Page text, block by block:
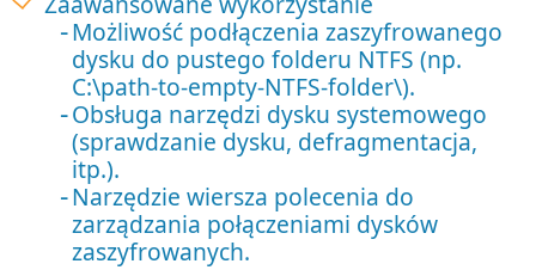
Możliwość podłączenia zaszyfrowanego
dysku do pustego folderu NTFS (np.
C:\path-to-empty-NTFS-folder\).
Obsługa narzędzi dysku systemowego
(sprawdzanie dysku, defragmentacja,
itp.).
Narzędzie wiersza polecenia do
zarządzania połączeniami dysków
zaszyfrowanych.